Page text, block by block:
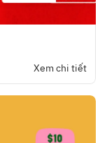
Xem chi tiết